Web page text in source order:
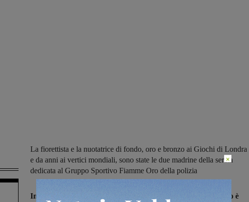
La fiorettista e la nuotatrice di fondo, oro e bronzo ai Giochi di Londra
e da anni ai vertici mondiali, sono state le due madrine della serata
dedicata al Gruppo Sportivo Fiamme Oro della polizia
Impegno, sacrificio, attaccamento ai colori. Un campione vero è
×